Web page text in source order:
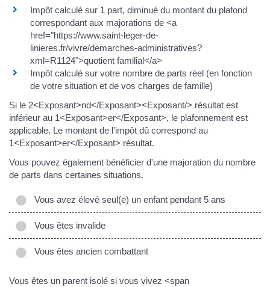
Impôt calculé sur 1 part, diminué du montant du plafond
correspondant aux majorations de <a
href="https://www.saint-leger-de-
linieres.fr/vivre/demarches-administratives?
xml=R1124">quotient familial</a>
Impôt calculé sur votre nombre de parts réel (en fonction
de votre situation et de vos charges de famille)
Si le 2<Exposant>nd</Exposant><Exposant/> résultat est
inférieur au 1<Exposant>er</Exposant>, le plafonnement est
applicable. Le montant de l'impôt dû correspond au
1<Exposant>er</Exposant> résultat.
Vous pouvez également bénéficier d'une majoration du nombre
de parts dans certaines situations.
Vous avez élevé seul(e) un enfant pendant 5 ans
Vous êtes invalide
Vous êtes ancien combattant
Vous êtes un parent isolé si vous vivez <span